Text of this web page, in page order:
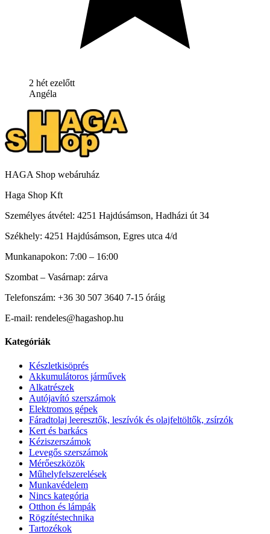
2 hét ezelőtt
Angéla
HAGA Shop webáruház
Haga Shop Kft
Személyes átvétel: 4251 Hajdúsámson, Hadházi út 34
Székhely: 4251 Hajdúsámson, Egres utca 4/d
Munkanapokon: 7:00 – 16:00
Szombat – Vasárnap: zárva
Telefonszám: +36 30 507 3640 7-15 óráig
E-mail: rendeles@hagashop.hu
Kategóriák
Készletkisöprés
Akkumulátoros járművek
Alkatrészek
Autójavító szerszámok
Elektromos gépek
Fáradtolaj leeresztők, leszívók és olajfeltöltők, zsírzók
Kert és barkács
Kéziszerszámok
Levegős szerszámok
Mérőeszközök
Műhelyfelszerelések
Munkavédelem
Nincs kategória
Otthon és lámpák
Rögzítéstechnika
Tartozékok